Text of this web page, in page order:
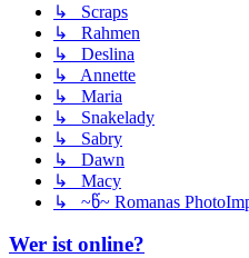
↳ Scraps
↳ Rahmen
↳ Deslina
↳ Annette
↳ Maria
↳ Snakelady
↳ Sabry
↳ Dawn
↳ Macy
↳ ~წ~ Romanas
Wer ist online?